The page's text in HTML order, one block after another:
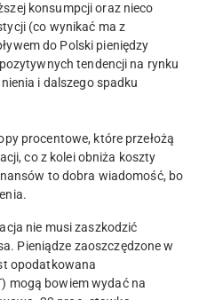
konsumpcji oraz nieco
(co wynikać ma z
do Polski pieniędzy
tendencji na rynku
i dalszego spadku
procentowe, które przełożą
co z kolei obniża koszty
to dobra wiadomość, bo
nie musi zaszkodzić
Pieniądze zaoszczędzone w
opodatkowana
mogą bowiem wydać na